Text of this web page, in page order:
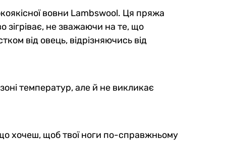
вовни Lambswool. Ця пряжа
зігріває, не зважаючи на те, що
від овець, відрізняючись від
температур, але й не викликає
хочеш, щоб твої ноги по-справжньому